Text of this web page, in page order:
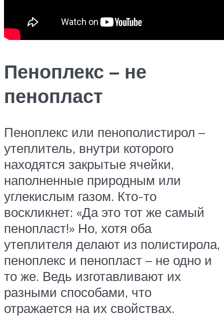
Пеноплекс – не
пенопласт
Пеноплекс или пенополистирол –
утеплитель, внутри которого
находятся закрытые ячейки,
наполненные природным или
углекислым газом. Кто-то
воскликнет: «Да это тот же самый
пенопласт!» Но, хотя оба
утеплителя делают из полистирола,
пеноплекс и пенопласт – не одно и
то же. Ведь изготавливают их
разными способами, что
отражается на их свойствах.